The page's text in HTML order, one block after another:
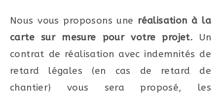
Nous vous proposons une réalisation à la
carte sur mesure pour votre projet. Un
contrat de réalisation avec indemnités de
retard légales (en cas de retard de
chantier) vous sera proposé, les